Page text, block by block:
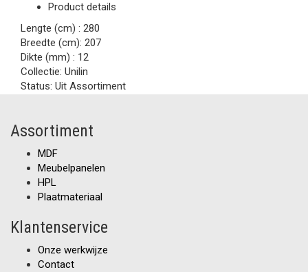
Product details
Lengte (cm) : 280
Breedte (cm): 207
Dikte (mm) : 12
Collectie: Unilin
Status: Uit Assortiment
Assortiment
MDF
Meubelpanelen
HPL
Plaatmateriaal
Klantenservice
Onze werkwijze
Contact